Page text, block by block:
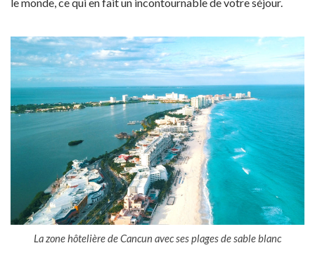
La zone hôtelière de Cancun avec ses plages de sable blanc